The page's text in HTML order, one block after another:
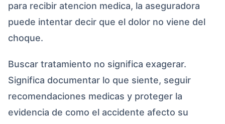
para recibir atencion medica, la aseguradora
puede intentar decir que el dolor no viene del
choque.
Buscar tratamiento no significa exagerar.
Significa documentar lo que siente, seguir
recomendaciones medicas y proteger la
evidencia de como el accidente afecto su